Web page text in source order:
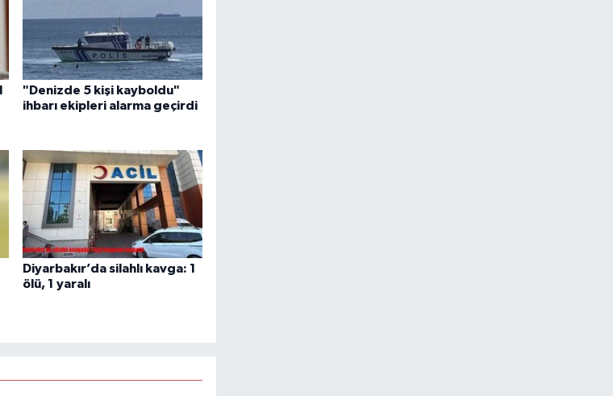
"Denizde 5 kişi kayboldu"
ihbarı ekipleri alarma geçirdi
Diyarbakır’da silahlı kavga: 1
ölü, 1 yaralı